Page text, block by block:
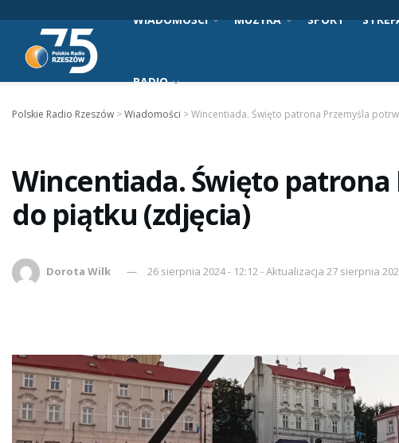
WIADOMOŚCI MUZYKA SPORT
RADIO
Polskie Radio Rzeszów >Wiadomości >Wincentiada. Święto patrona Przemyśla
Wincentiada. Święto
do piątku (zdjęcia)
Dorota Wilk 26 sierpnia 2024 - 12:12 - Aktualizacja 27 sierpnia